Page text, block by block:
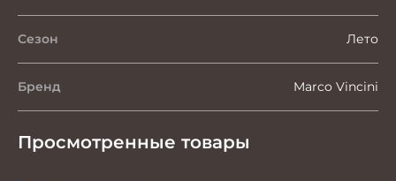
Сезон Лето
Бренд Marco Vincini
Просмотренные товары